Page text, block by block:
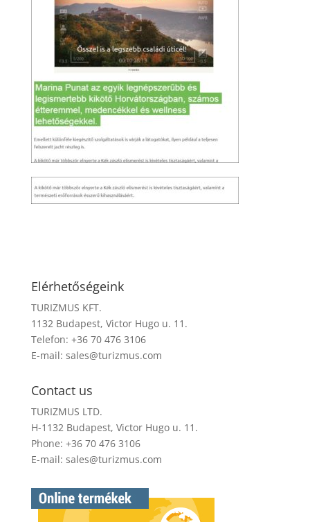
Elérhetőségeink
TURIZMUS KFT.
1132 Budapest, Victor Hugo u. 11.
Telefon: +36 70 476 3106
E-mail: sales@turizmus.com
Contact us
TURIZMUS LTD.
H-1132 Budapest, Victor Hugo u. 11.
Phone: +36 70 476 3106
E-mail: sales@turizmus.com